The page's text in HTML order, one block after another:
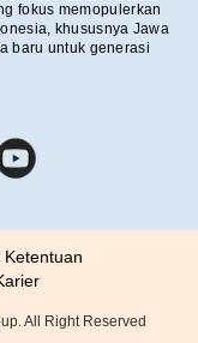
fokus memopulerkan
khususnya Jawa
baru untuk generasi
Ketentuan
All Right Reserved